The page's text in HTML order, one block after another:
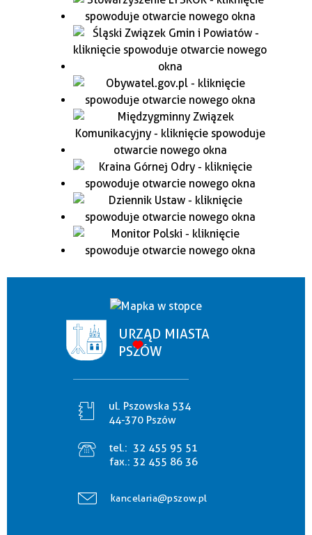
URZĄD MIASTA
PSZÓW
ul. Pszowska 534
44-370 Pszów
tel.: 32 455 95 51
fax.: 32 455 86 36
kancelaria@pszow.pl